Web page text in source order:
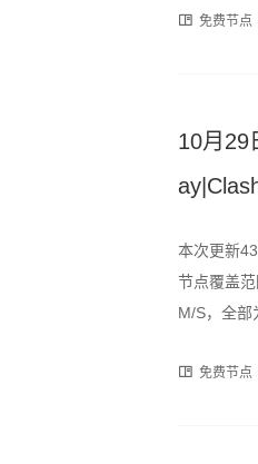
订阅格式，
免费节点
10月29
本次更新
节点覆盖
M/S，全部
订阅格式，
免费节点